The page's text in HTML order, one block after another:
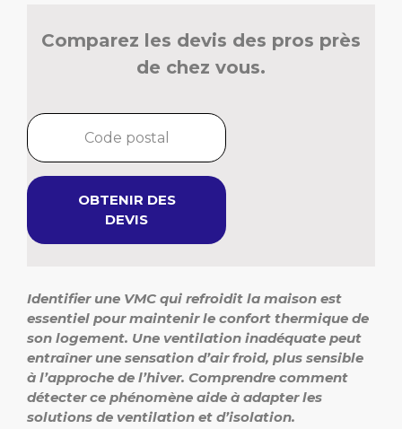
Comparez les devis des pros près
de chez vous.
OBTENIR DES
DEVIS
Identifier une VMC qui refroidit la maison est
essentiel pour maintenir le confort thermique de
son logement. Une ventilation inadéquate peut
entraîner une sensation d’air froid, plus sensible
à l’approche de l’hiver. Comprendre comment
détecter ce phénomène aide à adapter les
solutions de ventilation et d’isolation.